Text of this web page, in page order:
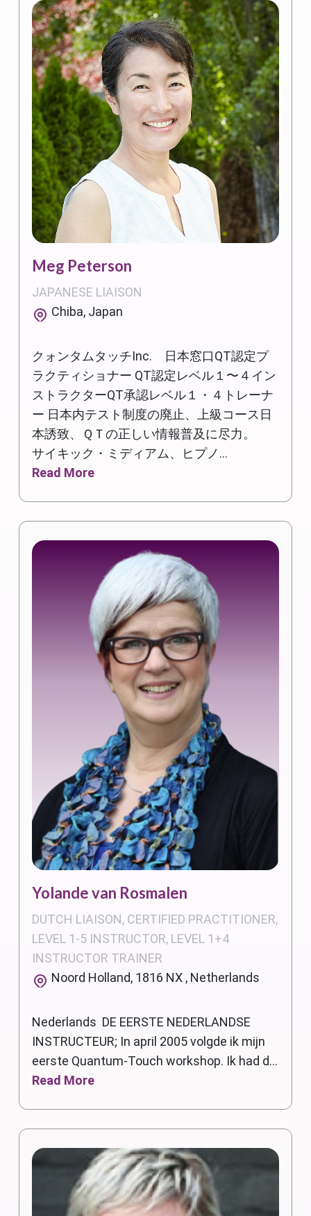
Meg Peterson
JAPANESE LIAISON
Chiba, Japan
クォンタムタッチInc. 日本窓口QT認定プ
ラクティショナー QT認定レベル１〜４イン
ストラクターQT承認レベル１・４トレーナ
ー 日本内テスト制度の廃止、上級コース日
本誘致、ＱＴの正しい情報普及に尽力。
サイキック・ミディアム、ヒプノ...
Read More
Yolande van Rosmalen
DUTCH LIAISON, CERTIFIED PRACTITIONER,
LEVEL 1-5 INSTRUCTOR, LEVEL 1+4
INSTRUCTOR TRAINER
Noord Holland, 1816 NX , Netherlands
Nederlands DE EERSTE NEDERLANDSE
INSTRUCTEUR; In april 2005 volgde ik mijn
eerste Quantum-Touch workshop. Ik had d...
Read More